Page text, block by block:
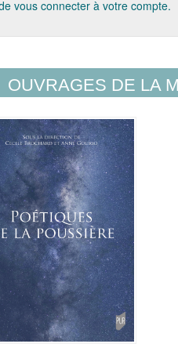
vous connecter à votre compte.
OUVRAGES DE LA